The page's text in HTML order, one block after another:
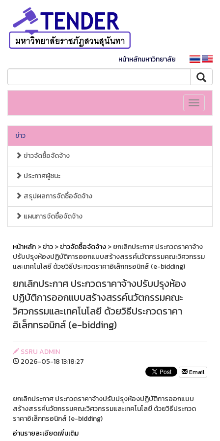
หน้าหลักมหาวิทยาลัย
Toggle
ข่าว
ข่าวจัดซื้อจัดจ้าง
ประกาศผู้ชนะ
สรุปผลการจัดซื้อจัดจ้าง
แผนการจัดซื้อจัดจ้าง
หน้าหลัก>ข่าว>ข่าวจัดซื้อจัดจ้าง> ยกเลิกประกาศ ประกวดราคาจ้าง
ปรับปรุงห้องปฏิบัติการออกแบบสร้างสรรค์นวัตกรรมคณะวิศวกรรม
และเทคโนโลยี ด้วยวิธีประกวดราคาอิเล็กทรอนิกส์ (e-bidding)
ยกเลิกประกาศ ประกวดราคาจ้างปรับปรุงห้อง
ปฏิบัติการออกแบบสร้างสรรค์นวัตกรรมคณะ
วิศวกรรมและเทคโนโลยี ด้วยวิธีประกวดราคา
อิเล็กทรอนิกส์ (e-bidding)
SSRU ADMIN
2026-05-18 13:18:27
Email
ยกเลิกประกาศ ประกวดราคาจ้างปรับปรุงห้องปฏิบัติการออกแบบ
สร้างสรรค์นวัตกรรมคณะวิศวกรรมและเทคโนโลยี ด้วยวิธีประกวด
ราคาอิเล็กทรอนิกส์ (e-bidding)
อ่านรายละเอียดเพิ่มเติม